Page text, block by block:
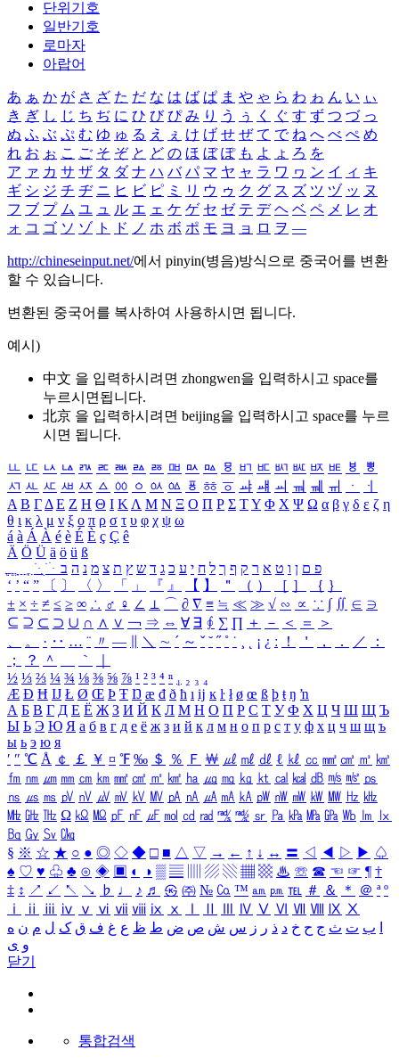
단위기호
일반기호
로마자
아랍어
あ ぁ か が さ ざ た だ な は ば ぱ ま や ゃ ら わ ゎ ん い ぃ
き ぎ し じ ち ぢ に ひ び ぴ み り う ぅ く ぐ す ず つ づ っ
ぬ ふ ぶ ぷ む ゆ ゅ る え ぇ け げ せ ぜ て で ね へ べ ぺ め
れ お ぉ こ ご そ ぞ と ど の ほ ぼ ぽ も よ ょ ろ を
ア ァ カ サ ザ タ ダ ナ ハ バ パ マ ヤ ャ ラ ワ ヮ ン イ ィ キ
ギ シ ジ チ ヂ ニ ヒ ビ ピ ミ リ ウ ゥ ク グ ス ズ ツ ヅ ッ ヌ
フ ブ プ ム ユ ュ ル エ ェ ケ ゲ セ ゼ テ デ ヘ ベ ペ メ レ オ
ォ コ ゴ ソ ゾ ト ド ノ ホ ボ ポ モ ヨ ョ ロ ヲ ―
http://chineseinput.net/에서 pinyin(병음)방식으로 중국어를 변환
할 수 있습니다.
변환된 중국어를 복사하여 사용하시면 됩니다.
예시)
中文 을 입력하시려면 zhongwen을 입력하시고 space를
누르시면됩니다.
北京 을 입력하시려면 beijing을 입력하시고 space를 누르
시면 됩니다.
ㅥ ㅦ ㅧ ㅨ ㅩ ㅪ ㅫ ㅬ ㅭ ㅮ ㅯ ㅰ ㅱ ㅲ ㅳ ㅴ ㅵ ㅶ ㅷ ㅸ
ㅹ
ㅺ ㅻ ㅼ ㅽ ㅾ ㅿ ㆀ ㆁ ㆂ ㆃ ㆄ ㆅ ㆆ ㆇ ㆈ ㆉ ㆊ ㆋ ㆌ ㆍ
ㆎ
Α Β ΓΔ Ε Ζ Η Θ Ι ΚΛ Μ Ν Ξ Ο Π Ρ Σ ΤΥ Φ Χ Ψ Ω α β γ δ ε ζ η
θ ι κ λ μ ν ξ ο π ρ σ τ υ φ χ ψ ω
á à Á À é è É È ç Ç ê
Ä Ö Ü ä ö ü ß
ִֶֹ ֻּ ׁׂ פ ם ן ו ט א ר ק ף ך ל ח י ע כ ג ד ש ץ ת צ מ נ ה ב
‘ ’ “ ” 〔 〕 〈 〉 「 」 『 』 【 】 ＂ （ ） ［ ］ ｛ ｝
± × ÷ ≠ ≤ ≥ ∞ ∴ ♂ ♀ ∠ ⊥ ⌒ ∂ ∇ ≡ ≒ ≪ ≫ √ ∽ ∝ ∵ ∫ ∬ ∈ ∋
⊆ ⊇ ⊂ ⊃ ∪ ∩ ∧ ∨ ￢ ⇒ ⇔ ∀ ∃ ∮ ∑ ∏ ＋ － ＜ ＝
＞
、
。 · ‥ … ¨ 〃 ― ＼ ∼ ´ ～ ˇ ˘ ˝ ˚ ˙ ¸ ¡ ¿ ː ！ ＇ ， ． ／
：
；
？ ＾ ｀
½ ⅓ ⅔ ¼ ¾ ⅛ ⅜ ⅝ ⅞ ¹ ² ³ ⁴ ⁿ ₁ ₂ ₃ ₄
Æ Ð Ħ Ĳ Ł Ø Œ Þ Ŧ Ŋ æ đ ð ħ ı ĳ ĸ ŀ ł ø œ ß þ ŧ ŋ ŉ
А Б В Г Д Е Ё Ж З И Й К Л М Н О П Р С Т У Ф Х Ц Ч Ш Щ Ъ
Ы Ь Э Ю Я а б в г д е ё ж з и й к л м н о п р с т у ф х ц ч ш щ ъ
ы ь э ю я
′ ″ ℃ Å ￠ ￡ ￥ ¤ ℉ ‰ ＄ ％ Ｆ ￦ ㎕ ㎖ ㎗ ℓ ㎘ ㏄ ㎣ ㎤ ㎥ ㎦
㎙ ㎚ ㎛ ㎜ ㎝ ㎞ ㎟ ㎠ ㎡ ㎢ ㏊ ㎍ ㎎ ㎏ ㏏ ㎈ ㎉ ㏈ ㎧ ㎨ ㎰
㎱ ㎲ ㎳ ㎴ ㎵ ㎶ ㎷ ㎸ ㎹ ㎀ ㎁ ㎂ ㎃ ㎄ ㎺ ㎻ ㎽ ㎾ ㎿ ㎐ ㎑
㎒ ㎓ ㎔ Ω ㏀ ㏁ ㎊ ㎋ ㎌ ㏖ ㏅ ㎭ ㎮ ㎯ ㏛ ㎩ ㎪ ㎫ ㎬ ㏝ ㏐
㏓
㏃ ㏉ ㏜ ㏆
§ ※ ☆ ★ ○ ● ◎ ◇ ◆ □ ■ △ ▽ → ← ↑ ↓ ↔ 〓 ◁ ◀ ▷ ▶ ♤
♠ ♡ ♥ ♧ ♣ ⊙ ◈ ▣ ◐ ◑ ▒ ▤ ▨ ▧ ▦ ▩ ♨ ☏ ☎ ☜ ☞ ¶ †
‡ ↕ ↗ ↙ ↖ ↘ ♭ ♩ ♪ ♬ ㉿ ㈜ № ㏇ ™ ㏂ ㏘ ℡ ＃ ＆ ＊ ＠ ª º
ⅰ
ⅱ ⅲ ⅳ ⅴ ⅵ ⅶ ⅷ ⅸ ⅹ Ⅳ Ⅴ Ⅵ Ⅶ Ⅷ Ⅸ Ⅹ
ب ت ث ج ح خ د ذ ر ز س ش ص ض ط ظ ع غ ف ق ک ل م ن ه
و ی
닫기
통합검색